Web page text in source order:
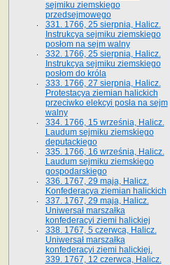
sejmiku ziemskiego
przedsejmowego
331. 1766, 25 sierpnia, Halicz.
Instrukcya sejmiku ziemskiego
posłom na sejm walny
332. 1766, 25 sierpnia, Halicz.
Instrukcya sejmiku ziemskiego
posłom do króla
333. 1766, 27 sierpnia, Halicz.
Protestacya ziemian halickich
przeciwko elekcyi posła na sejm
walny
334. 1766, 15 września, Halicz.
Laudum sejmiku ziemskiego
deputackiego
335. 1766, 16 września, Halicz.
Laudum sejmiku ziemskiego
gospodarskiego
336. 1767, 29 maja, Halicz.
Konfederacya ziemian halickich
337. 1767, 29 maja, Halicz.
Uniwersał marszałka
konfederacyi ziemi halickiej
338. 1767, 5 czerwca, Halicz.
Uniwersał marszałka
konfederacyi ziemi halickiej.
339. 1767, 12 czerwca, Halicz.